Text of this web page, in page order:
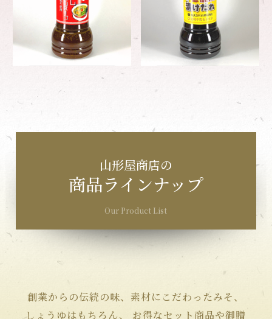
山形屋商店の
商品ラインナップ
Our Product List
創業からの伝統の味、素材にこだわったみそ、
しょうゆはもちろん、
お得なセット商品や御贈